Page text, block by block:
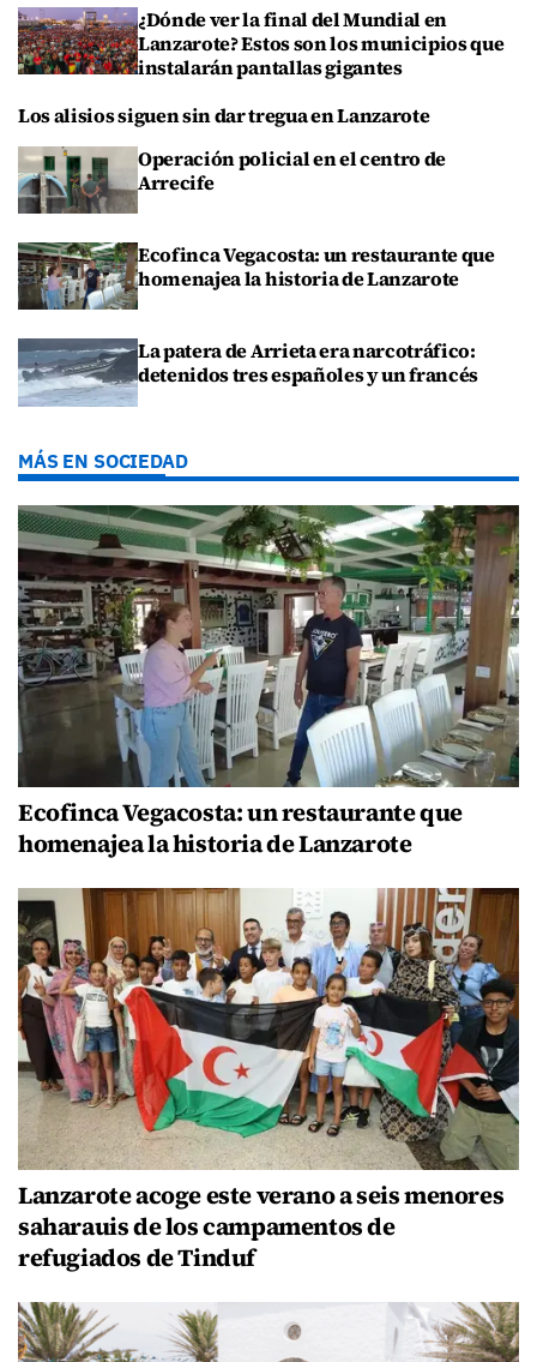
¿Dónde ver la final del Mundial en
Lanzarote? Estos son los municipios que
instalarán pantallas gigantes
Los alisios siguen sin dar tregua en Lanzarote
Operación policial en el centro de
Arrecife
Ecofinca Vegacosta: un restaurante que
homenajea la historia de Lanzarote
La patera de Arrieta era narcotráfico:
detenidos tres españoles y un francés
MÁS EN SOCIEDAD
Ecofinca Vegacosta: un restaurante que
homenajea la historia de Lanzarote
Lanzarote acoge este verano a seis menores
saharauis de los campamentos de
refugiados de Tinduf